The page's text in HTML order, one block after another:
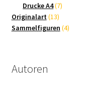
Produkte
Drucke A4 77
Originalart 1313
Produkte
Sammelfiguren 44
Autoren